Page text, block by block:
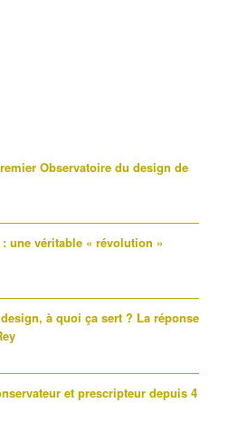
Observatoire du design de
une véritable « révolution »
à quoi ça sert ? La réponse
et prescripteur depuis 4